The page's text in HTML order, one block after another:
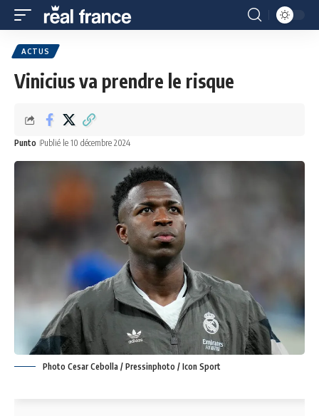
ACTUS
Vinicius va prendre le risque
Punto Publié le 10 décembre 2024
Photo Cesar Cebolla / Pressinphoto / Icon Sport